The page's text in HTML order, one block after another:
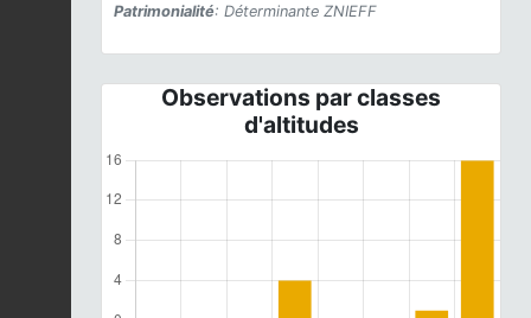
Patrimonialité: Déterminante ZNIEFF
Observations par classes
d'altitudes